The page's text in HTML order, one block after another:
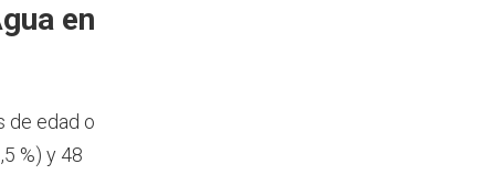
en
de edad o
%) y 48